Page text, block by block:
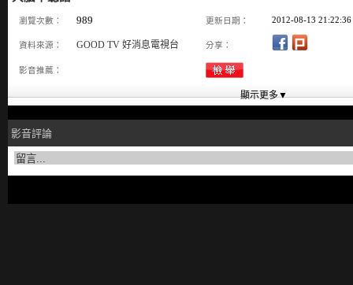
瀏覽次數： 989 更新日期： 2012-08-13 21:22:36
資料來源： GOOD TV 好消息電視台 分享：
影音推薦：
影音評論